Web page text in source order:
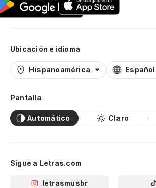
Ubicación e idioma
Hispanoamérica Español
Pantalla
Automático Claro
Sigue a Letras.com
letrasmusbr